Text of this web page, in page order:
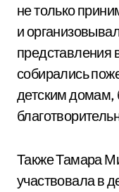
не только
и
представления
собирались
детским домам,
Также Тамара
участвовала в